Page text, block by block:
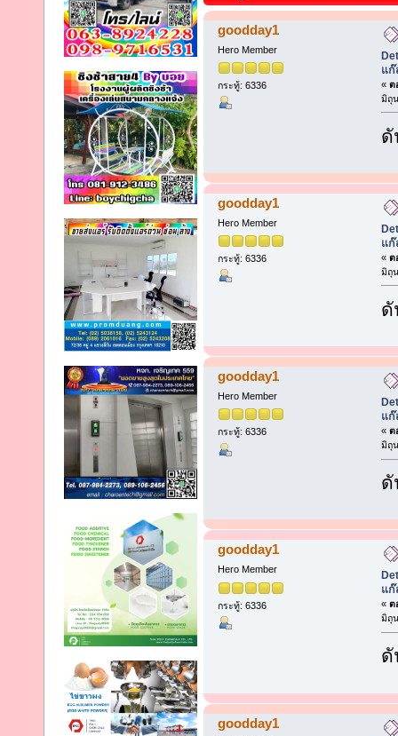
รั่ว คืออะไร? (อ่าน 1399 ครั้ง)
goodday1
Hero Member
กระทู้: 6336
แก๊
« ต
มิถุ
ดั
goodday1
Hero Member
กระทู้: 6336
แก๊
« ต
มิถุ
ดั
goodday1
Hero Member
กระทู้: 6336
แก๊
« ต
มิถุ
ดั
goodday1
Hero Member
กระทู้: 6336
แก๊
« ต
มิถุ
ดั
goodday1